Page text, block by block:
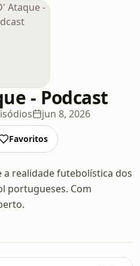
- Podcast
jun 8, 2026
Favoritos
realidade futebolística dos
portugueses. Com